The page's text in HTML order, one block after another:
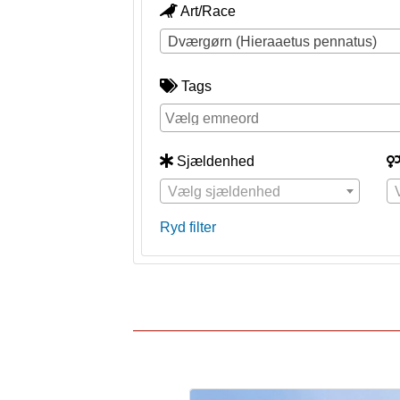
Art/Race
Dværgørn (Hieraaetus pennatus)
Tags
Sjældenhed
Vælg sjældenhed
Ryd filter